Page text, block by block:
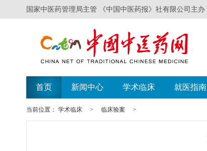
国家中医药管理局主管 《中国中医药报》社有限公司主办
首页 新闻中心 学术临床 就医指南
当前位置： 学术临床 > 临床验案 >